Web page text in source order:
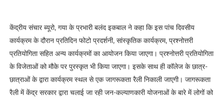
केंद्रीय संचार ब्यूरो, गया के प्रभारी बलंद इकबाल ने कहा कि इस पांच दिवसीय
कार्यक्रम के दौरान प्रतिदिन फोटो प्रदर्शनी, सांस्कृतिक कार्यक्रम, प्रश्नोत्तरी
प्रतियोगिता सहित अन्य कार्यक्रमों का आयोजन किया जाएगा। प्रश्नोत्तरी प्रतियोगिता
के विजेताओं को मौके पर पुरस्कृत भी किया जाएगा। इसके साथ ही कॉलेज के छात्र-
छात्राओं के द्वारा कार्यक्रम स्थल से एक जागरूकता रैली निकाली जाएगी। जागरूकता
रैली में केंद्र सरकार द्वारा चलाई जा रही जन-कल्याणकारी योजनाओं के बारे में लोगों को